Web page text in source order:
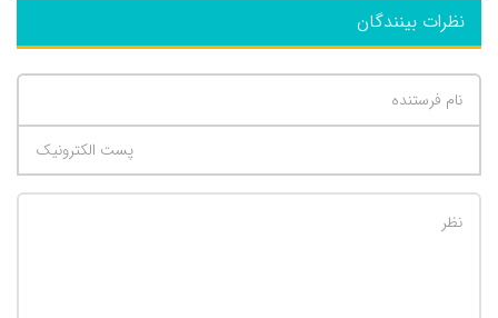
نظرات بینندگان